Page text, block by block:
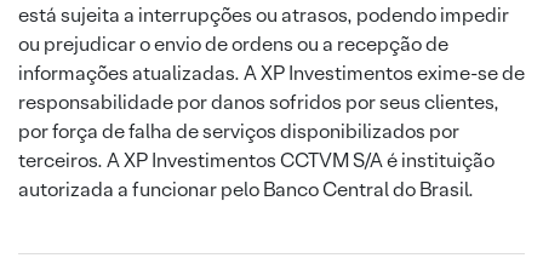
está sujeita a interrupções ou atrasos, podendo impedir
ou prejudicar o envio de ordens ou a recepção de
informações atualizadas. A XP Investimentos exime-se de
responsabilidade por danos sofridos por seus clientes,
por força de falha de serviços disponibilizados por
terceiros. A XP Investimentos CCTVM S/A é instituição
autorizada a funcionar pelo Banco Central do Brasil.